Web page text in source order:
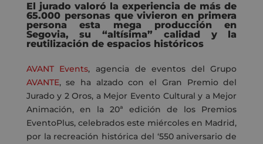
El jurado valoró laexperiencia de más de
65.000 personas que vivieronen primera
personaesta mega producciónen
Segovia, su“altísima” calidad y la
reutilización de espacios históricos
AVANT Events, agencia de eventos del Grupo
AVANTE, se ha alzado con el Gran Premio del
Jurado y 2 Oros, a Mejor Evento Cultural y a Mejor
Animación, en la 20ª edición de los Premios
EventoPlus, celebrados este miércoles en Madrid,
por la recreación histórica del ‘550 aniversario de